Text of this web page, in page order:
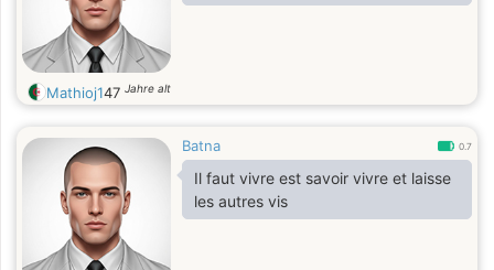
Mathioj147 Jahre alt
Batna 0.7
Il faut vivre est savoir vivre et laisse
les autres vis